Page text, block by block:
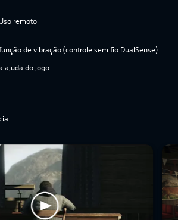
remoto
de vibração (controle sem fio DualSense)
ajuda do jogo